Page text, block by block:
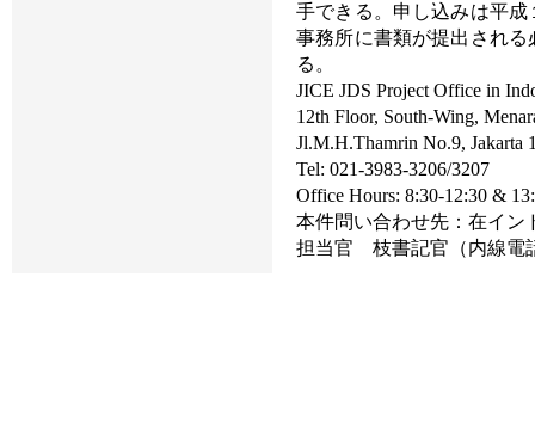
手できる。申し込みは平
事務所に書類が提出され
る。
JICE JDS Project Office in
12th Floor, South-Wing,
Jl.M.H.Thamrin No.9, Jakarta
Tel: 021-3983-3206/3207
Office Hours: 8:30-12:30 &
本件問い合わせ先：在イ
担当官 枝書記官（内線電